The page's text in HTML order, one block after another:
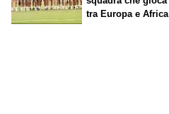
tra Europa e Africa